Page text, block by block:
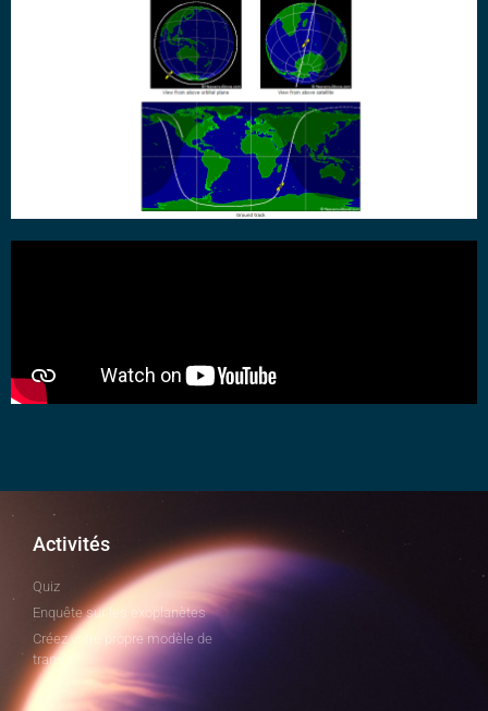
Activités
Quiz
Enquête sur les exoplanètes
Créez votre propre modèle de
transit